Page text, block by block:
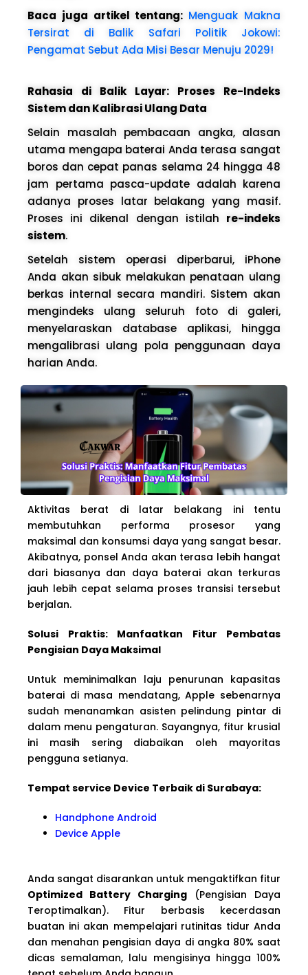
Baca juga artikel tentang: Menguak Makna
Tersirat di Balik Safari Politik Jokowi:
Pengamat Sebut Ada Misi Besar Menuju 2029!
Rahasia di Balik Layar: Proses Re-Indeks
Sistem dan Kalibrasi Ulang Data
Selain masalah pembacaan angka, alasan
utama mengapa baterai Anda terasa sangat
boros dan cepat panas selama 24 hingga 48
jam pertama pasca-update adalah karena
adanya proses latar belakang yang masif.
Proses ini dikenal dengan istilah re-indeks
sistem.
Setelah sistem operasi diperbarui, iPhone
Anda akan sibuk melakukan penataan ulang
berkas internal secara mandiri. Sistem akan
mengindeks ulang seluruh foto di galeri,
menyelaraskan database aplikasi, hingga
mengalibrasi ulang pola penggunaan daya
harian Anda.
Aktivitas berat di latar belakang ini tentu
membutuhkan performa prosesor yang
maksimal dan konsumsi daya yang sangat besar.
Akibatnya, ponsel Anda akan terasa lebih hangat
dari biasanya dan daya baterai akan terkuras
jauh lebih cepat selama proses transisi tersebut
berjalan.
Solusi Praktis: Manfaatkan Fitur Pembatas
Pengisian Daya Maksimal
Untuk meminimalkan laju penurunan kapasitas
baterai di masa mendatang, Apple sebenarnya
sudah menanamkan asisten pelindung pintar di
dalam menu pengaturan. Sayangnya, fitur krusial
ini masih sering diabaikan oleh mayoritas
pengguna setianya.
Tempat service Device Terbaik di Surabaya:
Handphone Android
Device Apple
Anda sangat disarankan untuk mengaktifkan fitur
Optimized Battery Charging (Pengisian Daya
Teroptimalkan). Fitur berbasis kecerdasan
buatan ini akan mempelajari rutinitas tidur Anda
dan menahan pengisian daya di angka 80% saat
dicas semalaman, lalu mengisinya hingga 100%